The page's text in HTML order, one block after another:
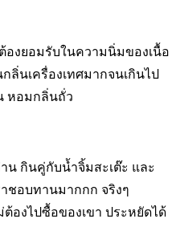
งยอมรับในความนิ่มของเนื้อ
นเครื่องเทศมากจนเกินไป
หอมกลิ่นถั่ว
น กินคู่กับน้ำจิ้มสะเต๊ะ และ
ชอบทานมากกก จริงๆ
องไปซื้อของเขา ประหยัดได้